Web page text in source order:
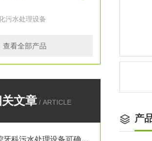
污水处理设备
查看全部产品
文章 / ARTICLE
正确使用口腔牙科污水处理设备可确保处理效果
产